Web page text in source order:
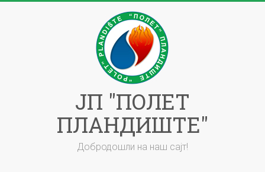
ЈП "ПОЛЕТ
ПЛАНДИШТЕ"
Добродошли на наш сајт!